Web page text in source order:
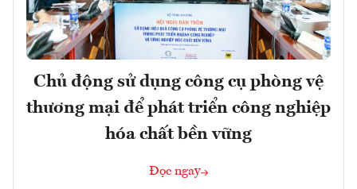
Chủ động sử dụng công cụ phòng vệ
thương mại để phát triển công nghiệp
hóa chất bền vững
Đọc ngay